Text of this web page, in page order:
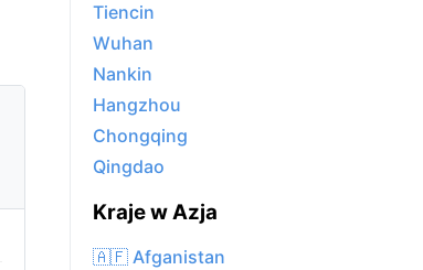
Tiencin
Wuhan
Nankin
Hangzhou
Chongqing
Qingdao
Kraje w Azja
🇦🇫 Afganistan